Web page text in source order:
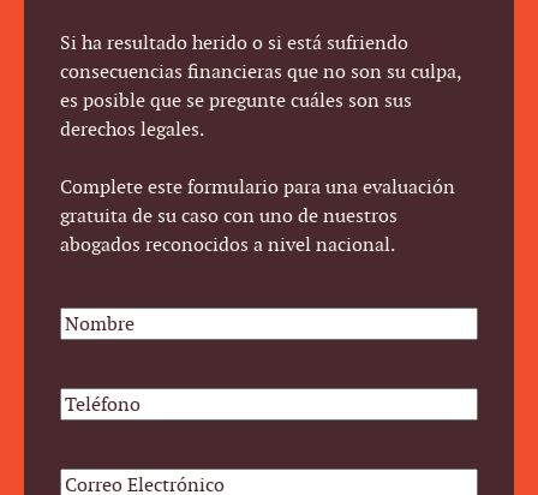
Si ha resultado herido o si está sufriendo
consecuencias financieras que no son su culpa,
es posible que se pregunte cuáles son sus
derechos legales.
Complete este formulario para una evaluación
gratuita de su caso con uno de nuestros
abogados reconocidos a nivel nacional.
Nombre*
Teléfono
Correo